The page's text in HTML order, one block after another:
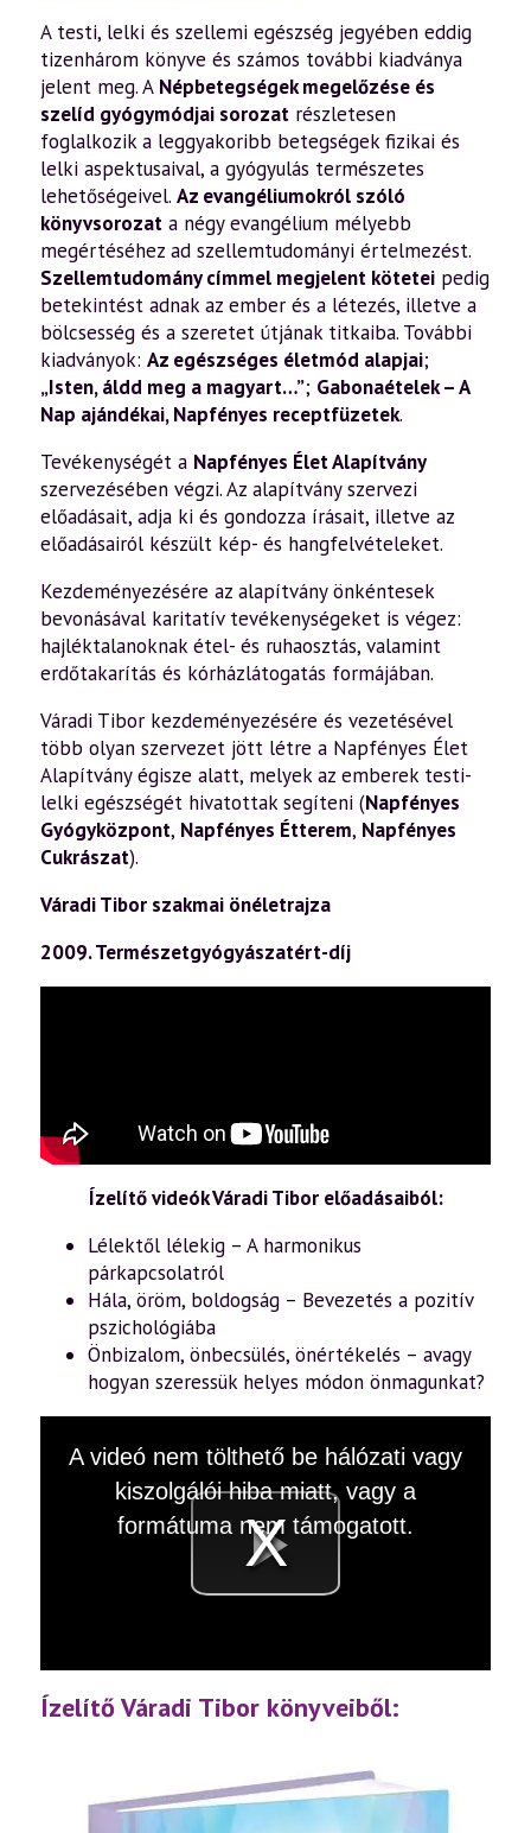
A testi, lelki és szellemi egészség jegyében eddig
tizenhárom könyve és számos további kiadványa
jelent meg. A Népbetegségek megelőzése és
szelíd gyógymódjai sorozat részletesen
foglalkozik a leggyakoribb betegségek fizikai és
lelki aspektusaival, a gyógyulás természetes
lehetőségeivel. Az evangéliumokról szóló
könyvsorozat a négy evangélium mélyebb
megértéséhez ad szellemtudományi értelmezést.
Szellemtudomány címmel megjelent kötetei pedig
betekintést adnak az ember és a létezés, illetve a
bölcsesség és a szeretet útjának titkaiba. További
kiadványok: Az egészséges életmód alapjai;
„Isten, áldd meg a magyart…”; Gabonaételek – A
Nap ajándékai,Napfényes receptfüzetek.
Tevékenységét a Napfényes Élet Alapítvány
szervezésében végzi. Az alapítvány szervezi
előadásait, adja ki és gondozza írásait, illetve az
előadásairól készült kép- és hangfelvételeket.
Kezdeményezésére az alapítvány önkéntesek
bevonásával karitatív tevékenységeket is végez:
hajléktalanoknak étel- és ruhaosztás, valamint
erdőtakarítás és kórházlátogatás formájában.
Váradi Tibor kezdeményezésére és vezetésével
több olyan szervezet jött létre a Napfényes Élet
Alapítvány égisze alatt, melyek az emberek testi-
lelki egészségét hivatottak segíteni (Napfényes
Gyógyközpont, Napfényes Étterem, Napfényes
Cukrászat).
Váradi Tibor szakmai önéletrajza
2009. Természetgyógyászatért-díj
Ízelítő videók Váradi Tibor előadásaiból:
Lélektől lélekig – A harmonikus
párkapcsolatról
Hála, öröm, boldogság – Bevezetés a pozitív
pszichológiába
Önbizalom, önbecsülés, önértékelés – avagy
hogyan szeressük helyes módon önmagunkat?
Videó
A videó nem tölthető be hálózati vagy
kiszolgálói hiba miatt, vagy a
formátuma nem támogatott.
Ízelítő Váradi Tibor könyveiből: